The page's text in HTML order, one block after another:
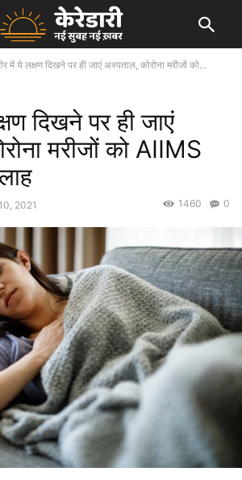
में ये लक्षण दिखने पर ही जाएं अस्पताल, कोरोना मरीजों को...
दिखने पर ही जाएं
मरीजों को AIIMS
2021 0
1460